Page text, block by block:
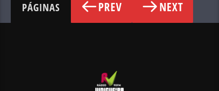
PÁGINAS PREV NEXT